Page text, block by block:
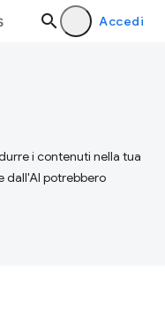
Accedi
i contenuti nella tua
dall'AI potrebbero